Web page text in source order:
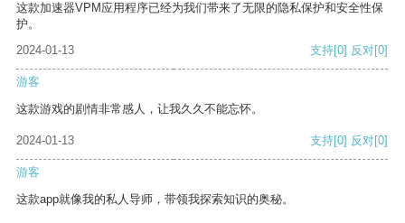
这款加速器VPM应用程序已经为我们带来了无限的隐私保护和安全性保
护。
2024-01-13
支持[0] 反对[0]
游客
这款游戏的剧情非常感人，让我久久不能忘怀。
2024-01-13 支持[0] 反对[0]
游客
这款app就像我的私人导师，带领我探索知识的奥秘。